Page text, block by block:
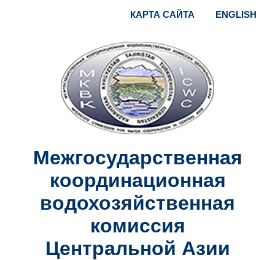
КАРТА САЙТА ENGLISH
Межгосударственная
координационная
водохозяйственная
комиссия
Центральной Азии